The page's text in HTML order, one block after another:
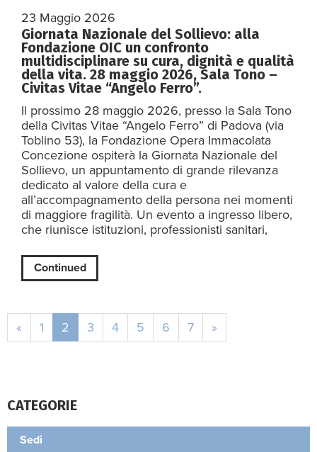
23 Maggio 2026
Giornata Nazionale del Sollievo: alla
Fondazione OIC un confronto
multidisciplinare su cura, dignità e qualità
della vita. 28 maggio 2026, Sala Tono –
Civitas Vitae “Angelo Ferro”.
Il prossimo 28 maggio 2026, presso la Sala Tono
della Civitas Vitae “Angelo Ferro” di Padova (via
Toblino 53), la Fondazione Opera Immacolata
Concezione ospiterà la Giornata Nazionale del
Sollievo, un appuntamento di grande rilevanza
dedicato al valore della cura e
all’accompagnamento della persona nei momenti
di maggiore fragilità. Un evento a ingresso libero,
che riunisce istituzioni, professionisti sanitari,
Continued
« 1 2 3 4 5 6 7 »
CATEGORIE
Sedi